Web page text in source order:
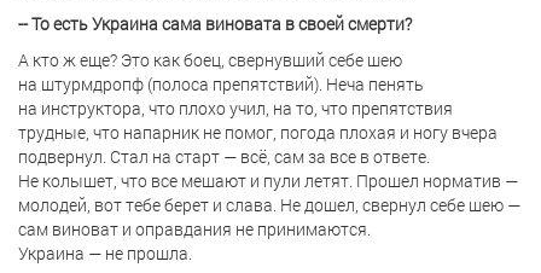
-- То есть Украина сама виновата в своей смерти?
А кто ж еще? Это как боец, свернувший себе шею
на штурмдропф (полоса препятствий). Неча пенять
на инструктора, что плохо учил, на то, что препятствия
трудные, что напарник не помог, погода плохая и ногу вчера
подвернул. Стал на старт — всё, сам за все в ответе.
Не колышет, что все мешают и пули летят. Прошел норматив —
молодей, вот тебе берет и слава. Не дошел, свернул себе шею —
сам виноват и оправдания не принимаются.
Украина — не прошла.